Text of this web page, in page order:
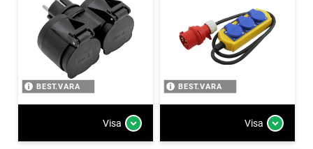
BEST.VARA
Visa
BEST.VARA
Visa